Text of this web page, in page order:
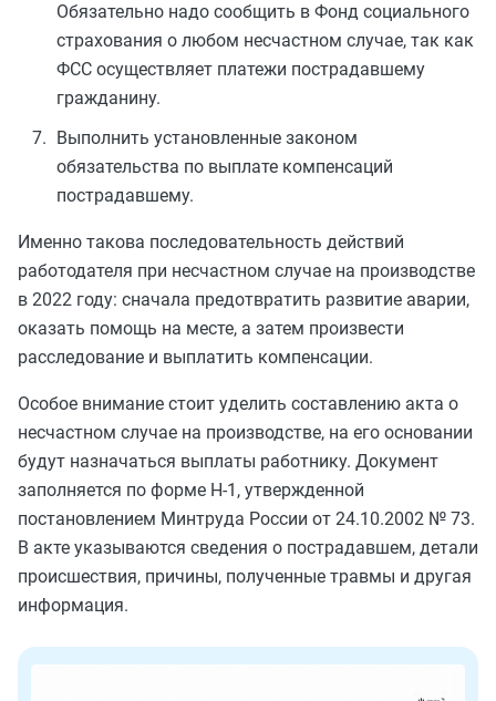
Обязательно надо сообщить в Фонд социального
страхования о любом несчастном случае, так как
ФСС осуществляет платежи пострадавшему
гражданину.
Выполнить установленные законом
обязательства по выплате компенсаций
пострадавшему.
Именно такова последовательность действий
работодателя при несчастном случае на производстве
в 2022 году: сначала предотвратить развитие аварии,
оказать помощь на месте, а затем произвести
расследование и выплатить компенсации.
Особое внимание стоит уделить составлению акта о
несчастном случае на производстве, на его основании
будут назначаться выплаты работнику. Документ
заполняется по форме Н-1, утвержденной
постановлением Минтруда России от 24.10.2002 № 73.
В акте указываются сведения о пострадавшем, детали
происшествия, причины, полученные травмы и другая
информация.